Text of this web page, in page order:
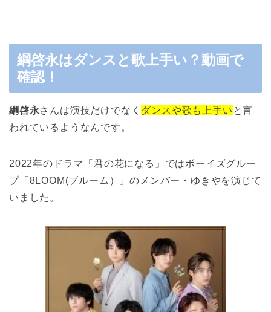
綱啓永はダンスと歌上手い？動画で
確認！
綱啓永さんは演技だけでなく ダンスや歌も上手い と言
われているようなんです。
2022年のドラマ「君の花になる」ではボーイズグルー
プ「8LOOM(ブルーム）」のメンバー・ゆきやを演じて
いました。